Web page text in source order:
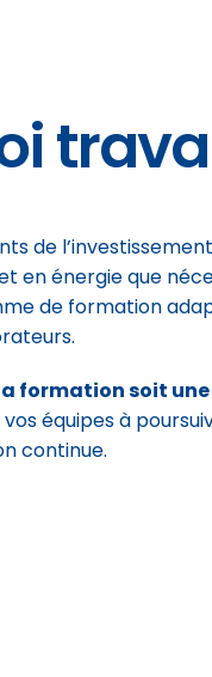
de
en énergie que
de formation
formation soit une
équipes à
continue.